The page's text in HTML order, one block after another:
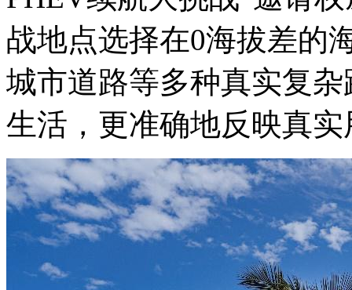
战地点选择在0海拔差的
城市道路等多种真实复
生活，更准确地反映真